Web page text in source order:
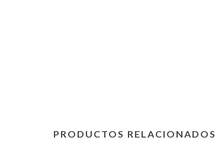
PRODUCTOS RELACIONADOS